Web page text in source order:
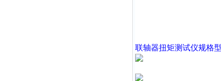
联轴器扭矩测试仪规格